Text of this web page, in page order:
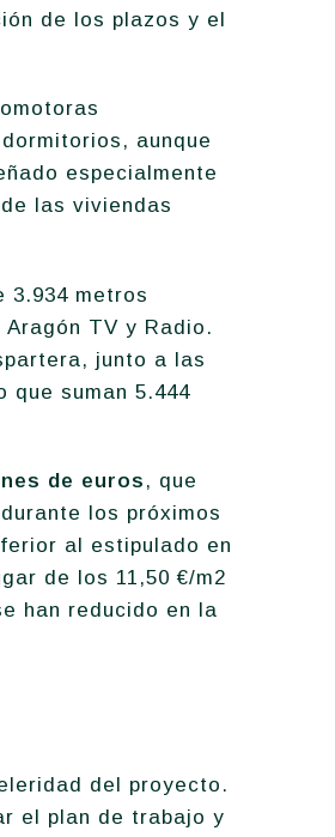
de los plazos y el
aunque
especialmente
las viviendas
3.934 metros
TV y Radio.
junto a las
que suman 5.444
de euros , que
los próximos
al estipulado en
de los 11,50 €/m2
han reducido en la
del proyecto.
el plan de trabajo y